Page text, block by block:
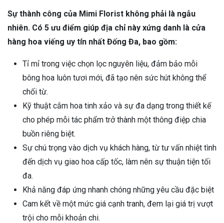
Mimi Florist – Địa chỉ bán hoa viếng uy tín nhất Đống Đa
nhiên. Có 5 ưu điểm giúp địa chỉ này xứng danh là cửa
hàng hoa viếng uy tín nhất Đống Đa, bao gồm:
Tỉ mỉ trong việc chọn lọc nguyên liệu, đảm bảo mỗi
bông hoa luôn tươi mới, đã tạo nên sức hút không thể
chối từ.
Kỹ thuật cắm hoa tinh xảo và sự đa dạng trong thiết kế
cho phép mỗi tác phẩm trở thành một thông điệp chia
buồn riêng biệt.
Sự chú trọng vào dịch vụ khách hàng, từ tư vấn nhiệt tình
đến dịch vụ giao hoa cấp tốc, làm nên sự thuận tiện tối
đa.